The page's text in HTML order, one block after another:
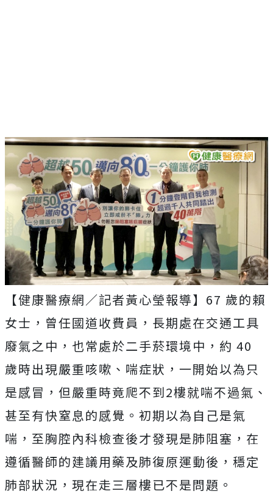
【健康醫療網／記者黃心瑩報導】67 歲的賴
女士，曾任國道收費員，長期處在交通工具
廢氣之中，也常處於二手菸環境中，約 40
歲時出現嚴重咳嗽、喘症狀，一開始以為只
是感冒，但嚴重時竟爬不到2樓就喘不過氣、
甚至有快窒息的感覺。初期以為自己是氣
喘，至胸腔內科檢查後才發現是肺阻塞，在
遵循醫師的建議用藥及肺復原運動後，穩定
肺部狀況，現在走三層樓已不是問題。